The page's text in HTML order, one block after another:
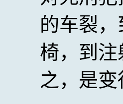
的车裂
椅，到
之，是